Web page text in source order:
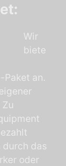
Wir
biete
an.
durch das
oder